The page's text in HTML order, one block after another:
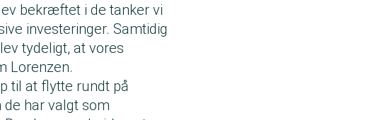
bekræftet i de tanker vi
investeringer. Samtidig
tydeligt, at vores
Lorenzen.
til at flytte rundt på
de har valgt som